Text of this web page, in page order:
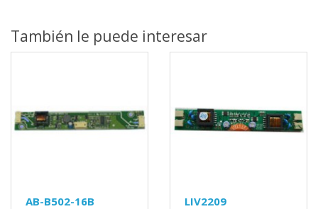
También le puede interesar
AB-B502-16B LIV2209